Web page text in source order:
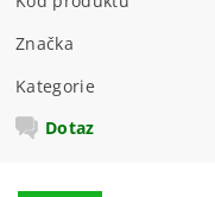
Značka
Kategorie
Dotaz